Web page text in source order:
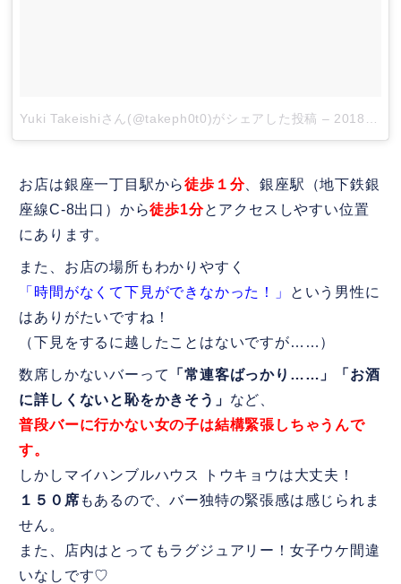
Yuki Takeishiさん(@takeph0t0)がシェアした投稿 – 2018年 1月月11日午前6時34分PST
お店は銀座一丁目駅から徒歩１分、銀座駅（地下鉄銀
座線C-8出口）から徒歩1分とアクセスしやすい位置
にあります。
また、お店の場所もわかりやすく
「時間がなくて下見ができなかった！」
という男性に
はありがたいですね！
（下見をするに越したことはないですが……）
数席しかないバーって
「常連客ばっかり……」「お酒
に詳しくないと恥をかきそう」 など、
普段バーに行かない女の子は結構緊張しちゃうんで
す。
しかしマイハンブルハウス トウキョウは大丈夫！
１５０席 もあるので、バー独特の緊張感は感じられま
せん。
また、店内はとってもラグジュアリー！女子ウケ間違
いなしです♡